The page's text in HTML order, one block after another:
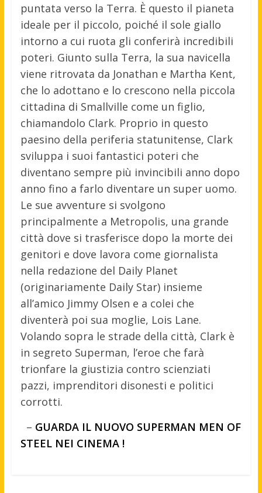
puntata verso la Terra. È questo il pianeta
ideale per il piccolo, poiché il sole giallo
intorno a cui ruota gli conferirà incredibili
poteri. Giunto sulla Terra, la sua navicella
viene ritrovata da Jonathan e Martha Kent,
che lo adottano e lo crescono nella piccola
cittadina di Smallville come un figlio,
chiamandolo Clark. Proprio in questo
paesino della periferia statunitense, Clark
sviluppa i suoi fantastici poteri che
diventano sempre più invincibili anno dopo
anno fino a farlo diventare un super uomo.
Le sue avventure si svolgono
principalmente a Metropolis, una grande
città dove si trasferisce dopo la morte dei
genitori e dove lavora come giornalista
nella redazione del Daily Planet
(originariamente Daily Star) insieme
all’amico Jimmy Olsen e a colei che
diventerà poi sua moglie, Lois Lane.
Volando sopra le strade della città, Clark è
in segreto Superman, l’eroe che farà
trionfare la giustizia contro scienziati
pazzi, imprenditori disonesti e politici
corrotti.
– GUARDA IL NUOVO SUPERMAN MEN OF
STEEL NEI CINEMA !